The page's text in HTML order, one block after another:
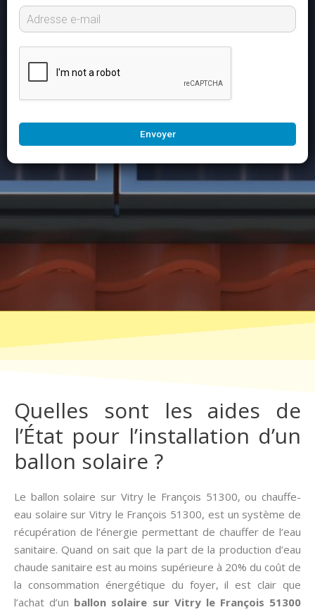
Envoyer
Quelles sont les aides de
l’État pour l’installation d’un
ballon solaire ?
Le ballon solaire sur Vitry le François 51300, ou chauffe-
eau solaire sur Vitry le François 51300, est un système de
récupération de l’énergie permettant de chauffer de l’eau
sanitaire. Quand on sait que la part de la production d’eau
chaude sanitaire est au moins supérieure à 20% du coût de
la consommation énergétique du foyer, il est clair que
l’achat d’un ballon solaire sur Vitry le François 51300